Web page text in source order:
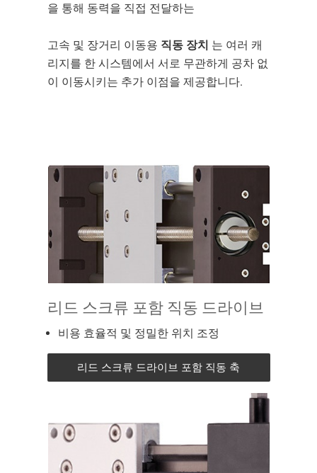
을 통해 동력을 직접 전달하는
고속 및 장거리 이동용 직동 장치 는 여러 캐
리지를 한 시스템에서 서로 무관하게 공차 없
이 이동시키는 추가 이점을 제공합니다.
리드 스크류 포함 직동 드라이브
비용 효율적 및 정밀한 위치 조정
리드 스크류 드라이브 포함 직동 축